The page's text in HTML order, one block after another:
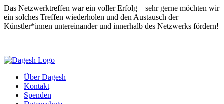
Das Netzwerktreffen war ein voller Erfolg – sehr gerne möchten wir
ein solches Treffen wiederholen und den Austausch der
Künstler*innen untereinander und innerhalb des Netzwerks fördern!
Über Dagesh
Kontakt
Spenden